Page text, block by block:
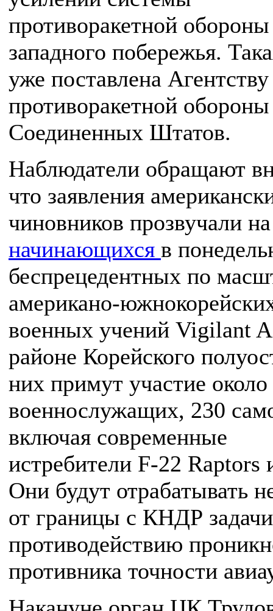
противоракетной обороны
западного побережья.
уже поставлена Агентству
противоракетной обороны
Соединенных Штатов.
Наблюдатели обращают
что заявления
чиновников прозвучали
начинающихся в
беспрецедентных по
американо-
военных учений Vigilant
районе Корейского
них примут участие
военнослужащих, 230
включая современные
истребители F-22 Raptors
Они будут отрабатывать
от границы с КНДР
противодействию
противника точности